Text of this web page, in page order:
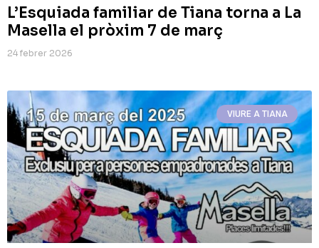
L’Esquiada familiar de Tiana torna a La
Masella el pròxim 7 de març
24 febrer 2026
VIURE A TIANA